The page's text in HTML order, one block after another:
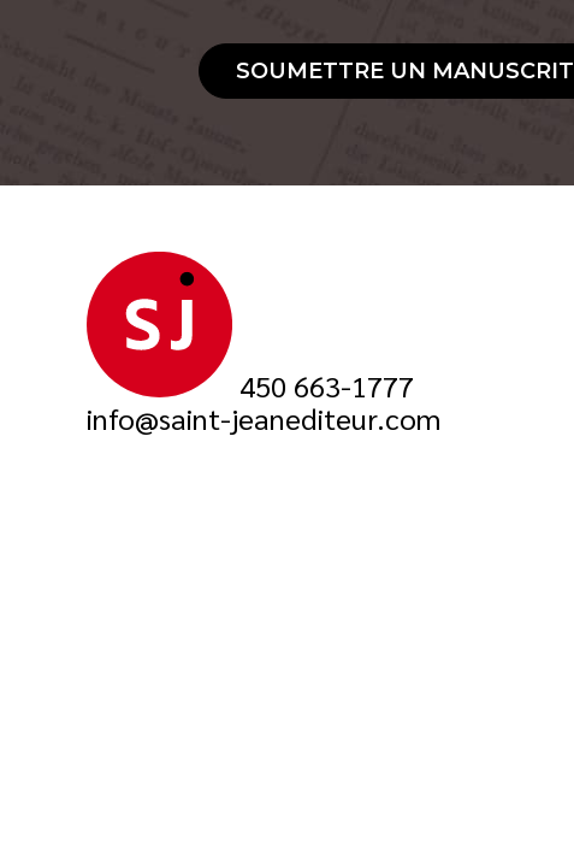
SOUMETTRE UN MANUSCRIT
450 663-1777
info@saint-jeanediteur.com